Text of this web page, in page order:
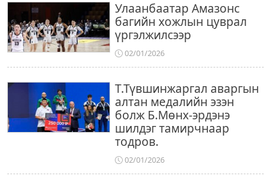
Улаанбаатар Амазонс
багийн хожлын цуврал
үргэлжилсээр
02/01/2026
Т.Түвшинжаргал аваргын
алтан медалийн эзэн
болж Б.Мөнх-эрдэнэ
шилдэг тамирчнаар
тодров.
02/01/2026